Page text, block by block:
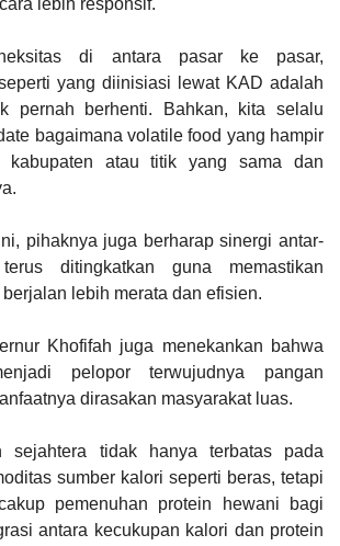
lebih responsif.
di antara pasar ke pasar,
yang diinisiasi lewat KAD adalah
pernah berhenti. Bahkan, kita selalu
bagaimana volatile food yang hampir
atau titik yang sama dan
pihaknya juga berharap sinergi antar-
ditingkatkan guna memastikan
lebih merata dan efisien.
Khofifah juga menekankan bahwa
pelopor terwujudnya pangan
dirasakan masyarakat luas.
sejahtera tidak hanya terbatas pada
sumber kalori seperti beras, tetapi
pemenuhan protein hewani bagi
antara kecukupan kalori dan protein